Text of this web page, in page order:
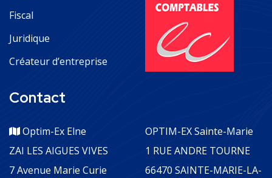
Fiscal
Juridique
Créateur d’entreprise
Contact
Optim-Ex Elne
ZAI LES AIGUES VIVES
7 Avenue Marie Curie
OPTIM-EX Sainte-Marie
1 RUE ANDRE TOURNE
66470 SAINTE-MARIE-LA-